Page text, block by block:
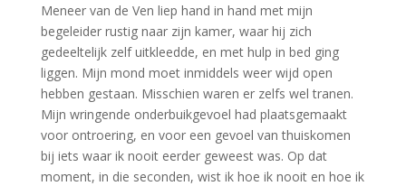
Meneer van de Ven liep hand in hand met mijn
begeleider rustig naar zijn kamer, waar hij zich
gedeeltelijk zelf uitkleedde, en met hulp in bed ging
liggen. Mijn mond moet inmiddels weer wijd open
hebben gestaan. Misschien waren er zelfs wel tranen.
Mijn wringende onderbuikgevoel had plaatsgemaakt
voor ontroering, en voor een gevoel van thuiskomen
bij iets waar ik nooit eerder geweest was. Op dat
moment, in die seconden, wist ik hoe ik nooit en hoe ik